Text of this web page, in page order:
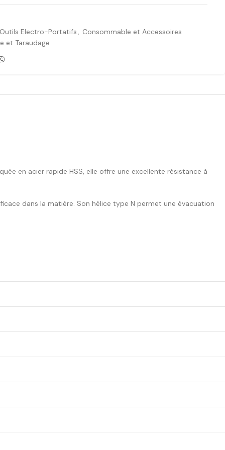
Electro-Portatifs, Consommable et Accessoires
et Taraudage
en acier rapide HSS, elle offre une excellente résistance à
dans la matière. Son hélice type N permet une évacuation